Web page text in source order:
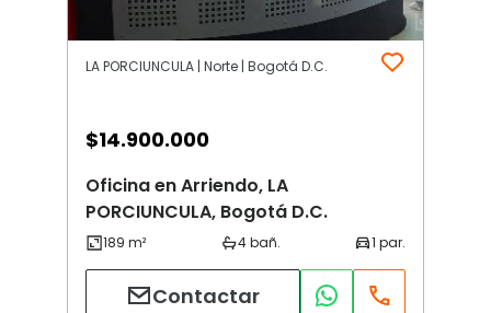
LA PORCIUNCULA | Norte | Bogotá D.C.
$14.900.000
Oficina en Arriendo, LA
PORCIUNCULA, Bogotá D.C.
Contactar